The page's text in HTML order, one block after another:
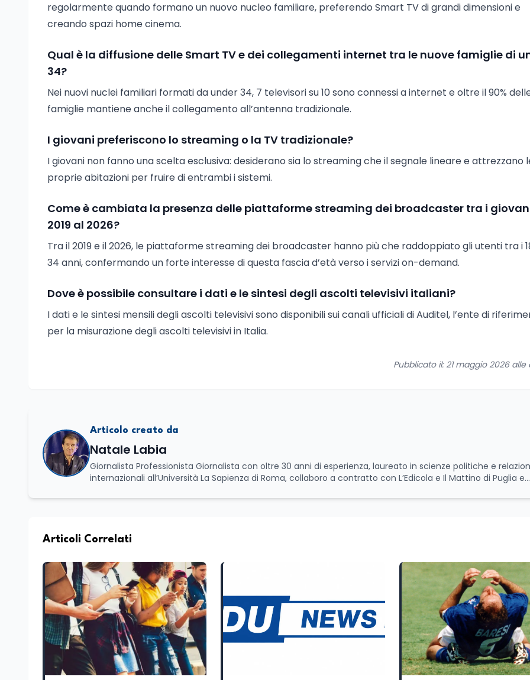
regolarmente quando formano un nuovo nucleo familiare, preferendo Smart TV di grandi dimensioni e
creando spazi home cinema.
Qual è la diffusione delle Smart TV e dei collegamenti internet tra le nuove famiglie di
34?
Nei nuovi nuclei familiari formati da under 34, 7 televisori su 10 sono connessi a internet e oltre il 90%
famiglie mantiene anche il collegamento all’antenna tradizionale.
I giovani preferiscono lo streaming o la TV tradizionale?
I giovani non fanno una scelta esclusiva: desiderano sia lo streaming che il segnale lineare e attrezzano
proprie abitazioni per fruire di entrambi i sistemi.
Come è cambiata la presenza delle piattaforme streaming dei broadcaster tra i
2019 al 2026?
Tra il 2019 e il 2026, le piattaforme streaming dei broadcaster hanno più che raddoppiato gli utenti tra i
34 anni, confermando un forte interesse di questa fascia d’età verso i servizi on-demand.
Dove è possibile consultare i dati e le sintesi degli ascolti televisivi italiani?
I dati e le sintesi mensili degli ascolti televisivi sono disponibili sui canali ufficiali di Auditel, l’ente di
per la misurazione degli ascolti televisivi in Italia.
Pubblicato il: 21 maggio 2026 alle
Articolo creato da
Natale Labia
Giornalista Professionista Giornalista con oltre 30 anni di esperienza, laureato in scienze politiche e
internazionali all’Università La Sapienza di Roma, collaboro a contratto con L’Edicola e Il Mattino di Puglia e
dell’Istruzione. In particolare, scrivendo delle attività istituzionali con un focus sia sulle iniziative e sui
unico di Italialab srl con cui curo uffici stampa pubblici e privati e sviluppo programmi di valorizzazione
scritto i volumi Il sindaco di Tutti, edito da Il Castello editore e Dal Rosso al Nero. Ho partecipato al volume
collettivo edito dalla Fondazione Tatarella e da Giubilei Regnani editore sui trent’anni dalla fondazione di
nazionale. Per tre legislature sono stato collaboratore parlamentare occupandomi di legge di bilancio e di
politiche agroalimentari con particolare riferimento all’export del Made in Italy e al contrasto dell’Italian
collaborando con le Camera di commercio italiane all’estero. Appassionato di storia, di sociologia e di
spesso racconto all’interno delle collaborazioni giornalistiche i cambiamenti della società italiana e
attraverso gli usi, le abitudini e i protagonisti che hanno accompagnato negli anni lo sviluppo e la crescita
e culturale. Pugliese di nascita, vivo a Roma o in un ipotetico altrove.
Articoli Correlati